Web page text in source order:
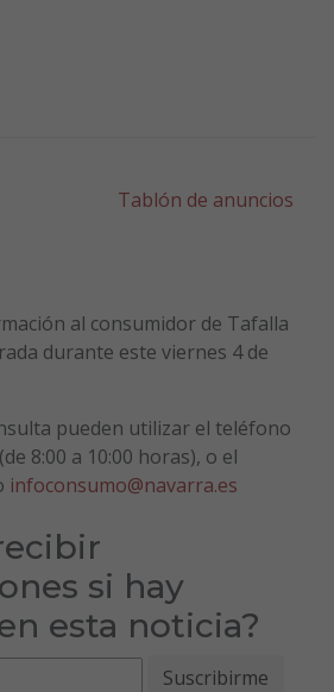
Tablón de anuncios
al consumidor de Tafalla
durante este viernes 4 de
pueden utilizar el teléfono
8:00 a 10:00 horas), o el
infoconsumo@navarra.es
si hay
esta noticia?